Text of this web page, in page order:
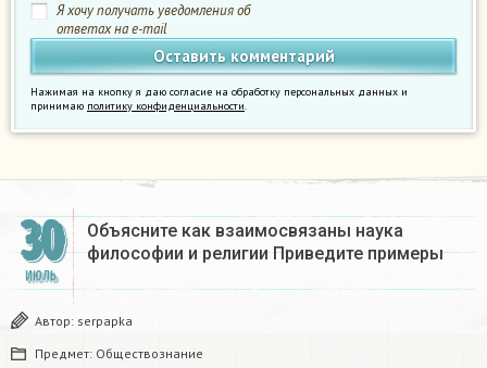
Я хочу получать уведомления об
ответах на e-mail
Нажимая на кнопку я даю согласие на обработку персональных данных и
принимаю политику конфиденциальности.
30
ИЮЛЬ
Объясните как взаимосвязаны наука
философии и религии Приведите примеры​
Автор: serpapka
Предмет: Обществознание